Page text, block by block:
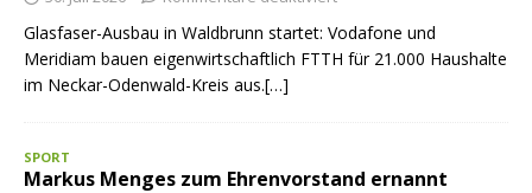
Glasfaser-Ausbau in Waldbrunn startet: Vodafone und
Meridiam bauen eigenwirtschaftlich FTTH für 21.000 Haushalte
im Neckar-Odenwald-Kreis aus.[…]
SPORT
Markus Menges zum Ehrenvorstand ernannt